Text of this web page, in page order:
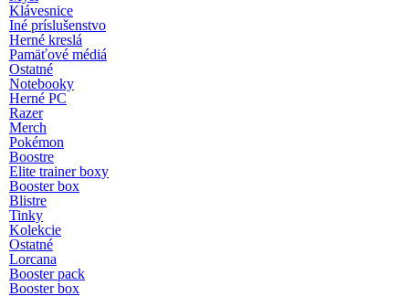
Klávesnice
Iné príslušenstvo
Herné kreslá
Pamäťové médiá
Ostatné
Notebooky
Herné PC
Razer
Merch
Pokémon
Boostre
Elite trainer boxy
Booster box
Blistre
Tinky
Kolekcie
Ostatné
Lorcana
Booster pack
Booster box